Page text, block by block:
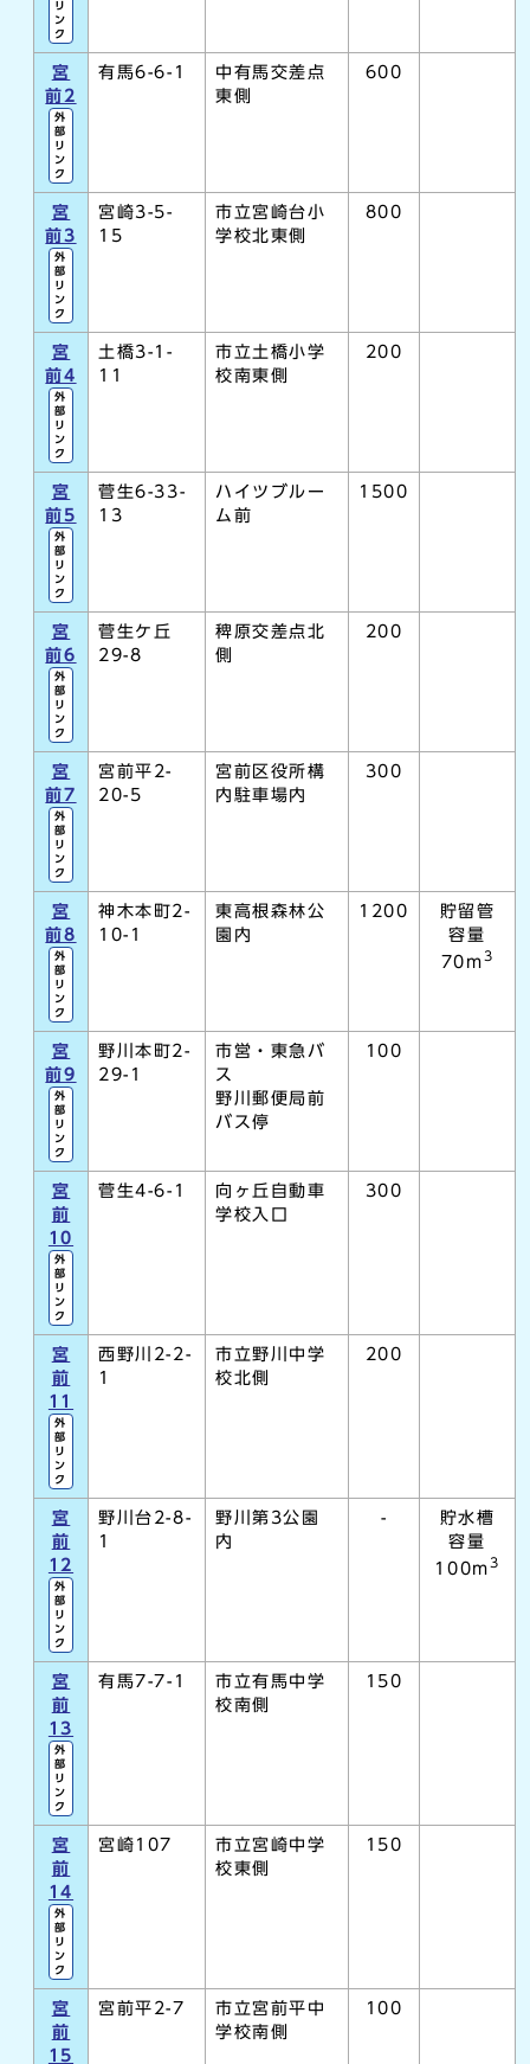
リ
ン
ク
宮
前2
外
部
リ
ン
ク
有馬6-6-1
中有馬交差点
東側
600
宮
前3
外
部
リ
ン
ク
宮崎3-5-
15
市立宮崎台小
学校北東側
800
宮
前4
外
部
リ
ン
ク
土橋3-1-
11
市立土橋小学
校南東側
200
宮
前5
外
部
リ
ン
ク
菅生6-33-
13
ハイツブルー
ム前
1500
宮
前6
外
部
リ
ン
ク
菅生ケ丘
29-8
稗原交差点北
側
200
宮
前7
外
部
リ
ン
ク
宮前平2-
20-5
宮前区役所構
内駐車場内
300
宮
前8
外
部
リ
ン
ク
神木本町2-
10-1
東高根森林公
園内
1200
貯留管
容量
70m 3
宮
前9
外
部
リ
ン
ク
野川本町2-
29-1
市営・東急バ
ス
野川郵便局前
バス停
100
宮
前
10
外
部
リ
ン
ク
菅生4-6-1
向ヶ丘自動車
学校入口
300
宮
前
11
外
部
リ
ン
ク
西野川2-2-
1
市立野川中学
校北側
200
宮
前
12
外
部
リ
ン
ク
野川台2-8-
1
野川第3公園
内
-
貯水槽
容量
100m 3
宮
前
13
外
部
リ
ン
ク
有馬7-7-1
市立有馬中学
校南側
150
宮
前
14
外
部
リ
ン
ク
宮崎107
市立宮崎中学
校東側
150
宮
前
15
宮前平2-7
市立宮前平中
学校南側
100